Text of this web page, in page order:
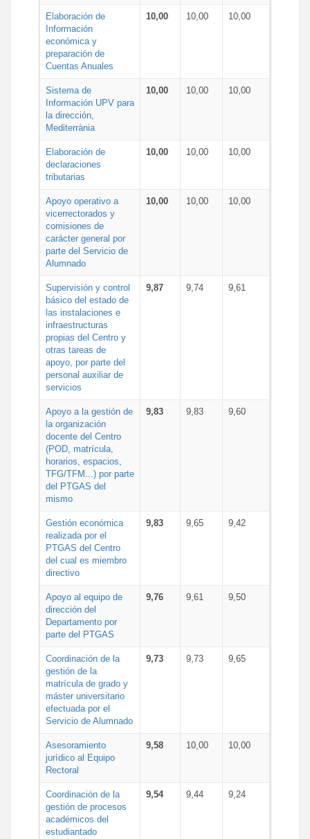
Elaboración de
Información
económica y
preparación de
Cuentas Anuales
10,00 10,00 10,00
Sistema de
Información UPV para
la dirección,
Mediterrània
10,00 10,00 10,00
Elaboración de
declaraciones
tributarias
10,00 10,00 10,00
Apoyo operativo a
vicerrectorados y
comisiones de
carácter general por
parte del Servicio de
Alumnado
10,00 10,00 10,00
Supervisión y control
básico del estado de
las instalaciones e
infraestructuras
propias del Centro y
otras tareas de
apoyo, por parte del
personal auxiliar de
servicios
9,87 9,74 9,61
Apoyo a la gestión de
la organización
docente del Centro
(POD, matrícula,
horarios, espacios,
TFG/TFM...) por parte
del PTGAS del
mismo
9,83 9,83 9,60
Gestión económica
realizada por el
PTGAS del Centro
del cual es miembro
directivo
9,83 9,65 9,42
Apoyo al equipo de
dirección del
Departamento por
parte del PTGAS
9,76 9,61 9,50
Coordinación de la
gestión de la
matrícula de grado y
máster universitario
efectuada por el
Servicio de Alumnado
9,73 9,73 9,65
Asesoramiento
jurídico al Equipo
Rectoral
9,58 10,00 10,00
Coordinación de la
gestión de procesos
académicos del
estudiantado
9,54 9,44 9,24